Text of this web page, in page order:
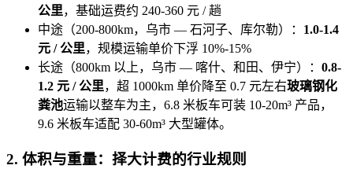
公里，基础运费约 240-360 元 / 趟
中途（200-800km，乌市 — 石河子、库尔勒）： 1.0-1.4
元 / 公里，规模运输单价下浮 10%-15%
长途（800km 以上，乌市 — 喀什、和田、伊宁）： 0.8-
1.2 元 / 公里，超 1000km 单价降至 0.7 元左右玻璃钢化
粪池运输以整车为主，6.8 米板车可装 10-20m³ 产品，
9.6 米板车适配 30-60m³ 大型罐体。
2. 体积与重量：择大计费的行业规则